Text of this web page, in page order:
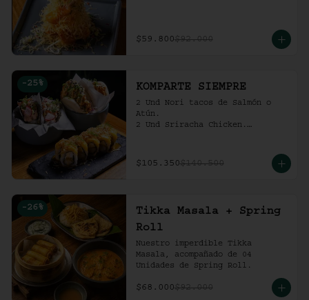
$59.800$92.000
-25 % KOMPARTE SIEMPRE
2 Und Nori tacos de Salmón o
Atún.
2 Und Sriracha Chicken.
$105.350$140.500
-26 %
Tikka Masala + Spring
Roll
Nuestro imperdible Tikka
Masala, acompañado de 04
Unidades de Spring Roll.
$68.000$92.000